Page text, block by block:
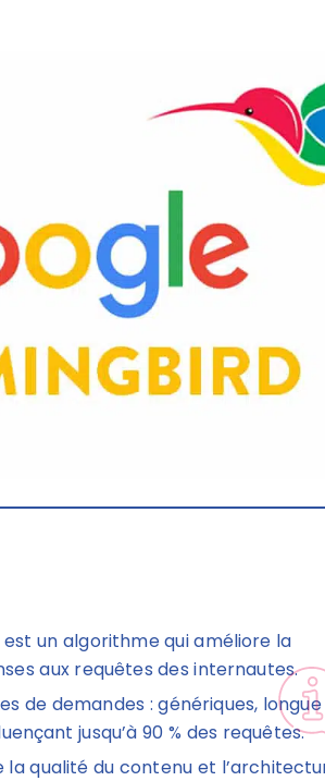
un algorithme qui améliore la
aux requêtes des internautes.
de demandes : génériques, longue
jusqu’à 90 % des requêtes.
la qualité du contenu et